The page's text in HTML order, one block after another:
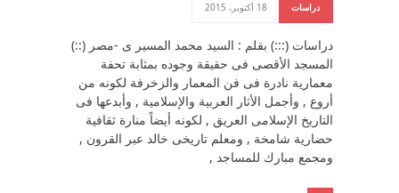
دراسات 18 أكتوبر، 2015
دراسات (:::) بقلم : السيد محمد المسير ى -مصر (::)
المسجد الأقصى فى حقيقة وجوده بمثابة تحفة
معمارية نادرة فى فن المعمار والزخرفة لكونه من
أروع , وأجمل الأثار العربية والإسلامية , وأبدعها فى
التاريخ الإسلامى العريق , لكونه أيضاً منارة ثقافية
حضارية شامخة , ومعلم تاريخى خالد عبر القرون ,
ومجمع مبارك للمساجد ,